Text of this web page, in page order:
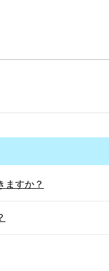
ますか？